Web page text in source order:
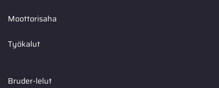
Moottorisaha
Työkalut
Bruder-lelut